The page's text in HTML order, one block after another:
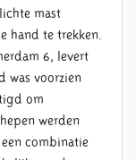
mast
hand te trekken.
6, levert
was voorzien
om
werden
combinatie